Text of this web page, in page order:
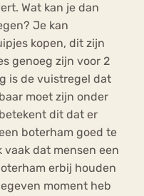
Wat kan je dan
Je kan
kopen, dit zijn
genoeg zijn voor 2
is de vuistregel dat
moet zijn onder
dit dat er
boterham goed te
vaak dat mensen een
erbij houden
moment heb